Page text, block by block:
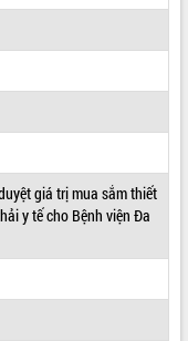
giá trị mua sắm thiết
y tế cho Bệnh viện Đa